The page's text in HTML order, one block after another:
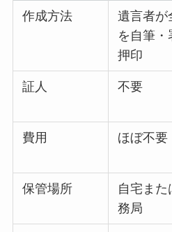
作成方法
遺言者が
を自筆・
押印
証人 不要
費用 ほぼ不要
保管場所
自宅また
務局